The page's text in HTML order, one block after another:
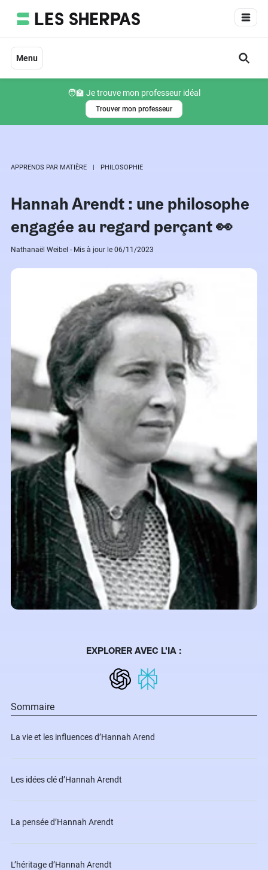
Menu
🧑‍🏫 Je trouve mon professeur idéal
Trouver mon professeur
APPRENDS PAR MATIÈRE PHILOSOPHIE
Hannah Arendt : une philosophe
engagée au regard perçant 👀
Nathanaël Weibel - Mis à jour le 06/11/2023
EXPLORER AVEC L'IA :
Sommaire
La vie et les influences d’Hannah Arend
Les idées clé d’Hannah Arendt
La pensée d’Hannah Arendt
L’héritage d’Hannah Arendt